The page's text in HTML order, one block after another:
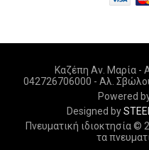
Καζέπη Αν. Μαρία
042726706000 - Αλ.
Powered
Designed by
Πνευματική ιδιοκτησία ©
τα